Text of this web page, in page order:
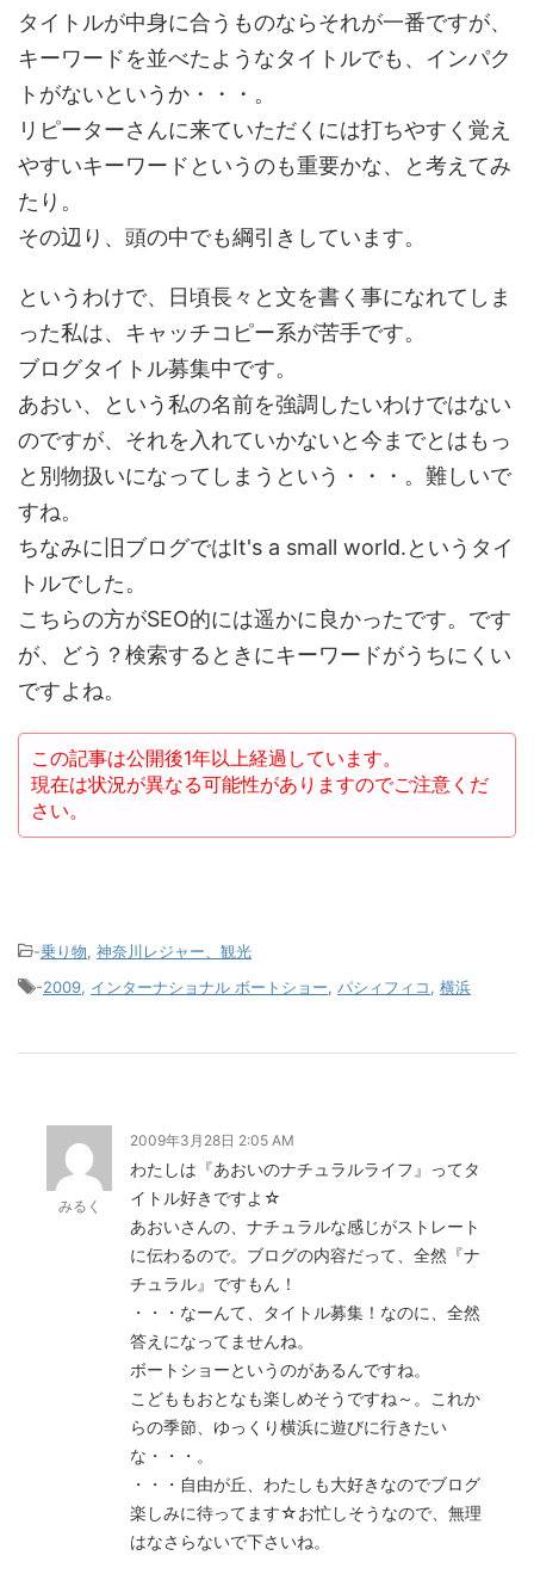
タイトルが中身に合うものならそれが一番ですが、
キーワードを並べたようなタイトルでも、インパク
トがないというか・・・。
リピーターさんに来ていただくには打ちやすく覚え
やすいキーワードというのも重要かな、と考えてみ
たり。
その辺り、頭の中でも綱引きしています。
というわけで、日頃長々と文を書く事になれてしま
った私は、キャッチコピー系が苦手です。
ブログタイトル募集中です。
あおい、という私の名前を強調したいわけではない
のですが、それを入れていかないと今までとはもっ
と別物扱いになってしまうという・・・。難しいで
すね。
ちなみに旧ブログではIt's a small world.というタイ
トルでした。
こちらの方がSEO的には遥かに良かったです。です
が、どう？検索するときにキーワードがうちにくい
ですよね。
この記事は公開後1年以上経過しています。
現在は状況が異なる可能性がありますのでご注意くだ
さい。
-乗り物 神奈川レジャー、観光
-2009 インターナショナル ボートショー パシィフィコ 横浜
みるく
2009年3月28日 2:05 AM
わたしは『あおいのナチュラルライフ』ってタ
イトル好きですよ☆
あおいさんの、ナチュラルな感じがストレート
に伝わるので。ブログの内容だって、全然『ナ
チュラル』ですもん！
・・・なーんて、タイトル募集！なのに、全然
答えになってませんね。
ボートショーというのがあるんですね。
こどももおとなも楽しめそうですね～。これか
らの季節、ゆっくり横浜に遊びに行きたい
な・・・。
・・・自由が丘、わたしも大好きなのでブログ
楽しみに待ってます☆お忙しそうなので、無理
はなさらないで下さいね。